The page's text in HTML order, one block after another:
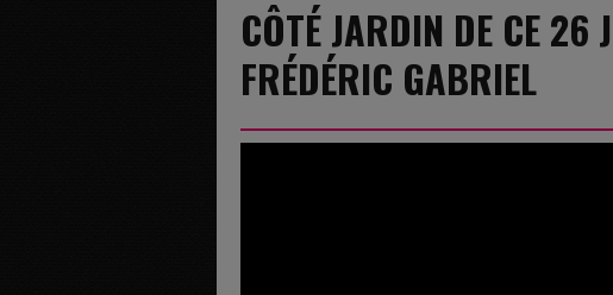
CÔTÉ JARDIN DE CE 26
FRÉDÉRIC GABRIEL